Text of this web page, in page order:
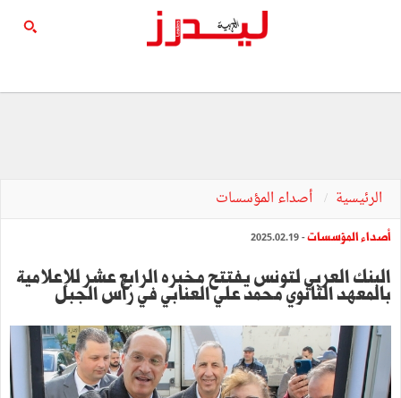
الرئيسية أصداء المؤسسات
أصداء المؤسسات- 2025.02.19
البنك العربي لتونس يفتتح مخبره الرابع عشر للإعلامية
بالمعهد الثانوي محمد علي العنابي في رأس الجبل